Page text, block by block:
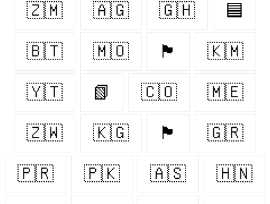
🇿🇲 🇦🇬 🇬🇭 🟦
🇧🇹 🇲🇴 🏴󠁧󠁢󠁥󠁮󠁧󠁿 🇰🇲
🇾🇹 📗 🇨🇴 🇲🇪
🇿🇼 🇰🇬 🏴󠁧󠁢󠁳󠁣󠁴󠁿 🇬🇷
🇵🇷 🇵🇰 🇦🇸 🇭🇳